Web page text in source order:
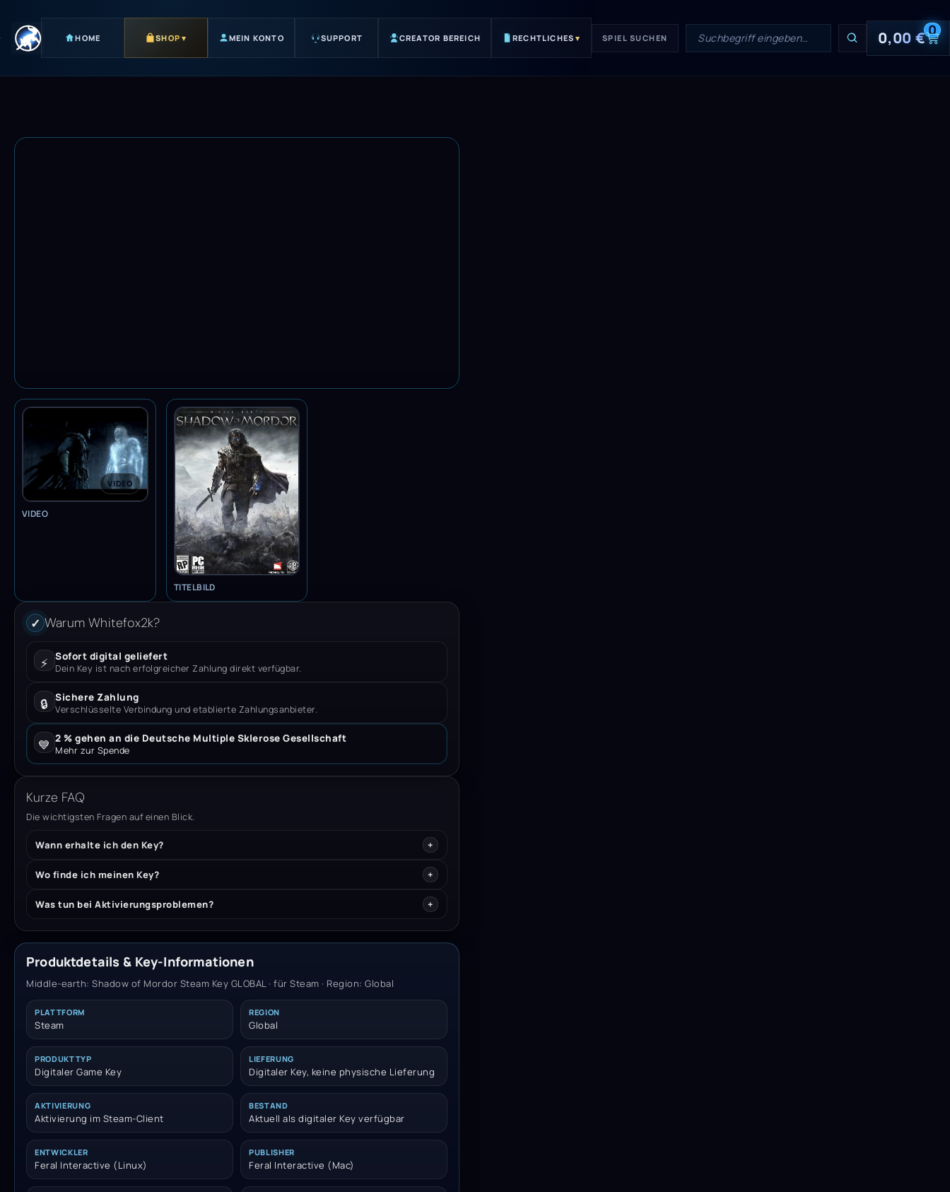
HOME SHOP ▾ MEIN KONTO SUPPORT CREATOR BEREICH RECHTLICHES ▾ SPIEL SUCHEN 0,00€0
VIDEO
VIDEO
TITELBILD
✓ Warum Whitefox2k?
⚡ Sofort digital geliefert
Dein Key ist nach erfolgreicher Zahlung direkt verfügbar.
🔒 Sichere Zahlung
Verschlüsselte Verbindung und etablierte Zahlungsanbieter.
💙 2 % gehen an die Deutsche Multiple Sklerose Gesellschaft
Mehr zur Spende
Kurze FAQ
Die wichtigsten Fragen auf einen Blick.
Wann erhalte ich den Key?
Wo finde ich meinen Key?
Was tun bei Aktivierungsproblemen?
Produktdetails & Key-Informationen
Middle-earth: Shadow of Mordor Steam Key GLOBAL · für Steam · Region: Global
PLATTFORM
Steam
REGION
Global
PRODUKTTYP
Digitaler Game Key
LIEFERUNG
Digitaler Key, keine physische Lieferung
AKTIVIERUNG
Aktivierung im Steam-Client
BESTAND
Aktuell als digitaler Key verfügbar
ENTWICKLER
Feral Interactive (Linux)
PUBLISHER
Feral Interactive (Mac)